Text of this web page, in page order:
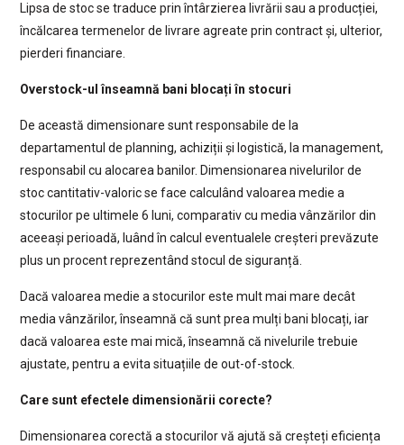
Lipsa de stoc se traduce prin întârzierea livrării sau a producției,
încălcarea termenelor de livrare agreate prin contract și, ulterior,
pierderi financiare.
Overstock-ul înseamnă bani blocați în stocuri
De această dimensionare sunt responsabile de la
departamentul de planning, achiziții și logistică, la management,
responsabil cu alocarea banilor. Dimensionarea nivelurilor de
stoc cantitativ-valoric se face calculând valoarea medie a
stocurilor pe ultimele 6 luni, comparativ cu media vânzărilor din
aceeași perioadă, luând în calcul eventualele creșteri prevăzute
plus un procent reprezentând stocul de siguranță.
Dacă valoarea medie a stocurilor este mult mai mare decât
media vânzărilor, înseamnă că sunt prea mulți bani blocați, iar
dacă valoarea este mai mică, înseamnă că nivelurile trebuie
ajustate, pentru a evita situațiile de out-of-stock.
Care sunt efectele dimensionării corecte?
Dimensionarea corectă a stocurilor vă ajută să creșteți eficiența